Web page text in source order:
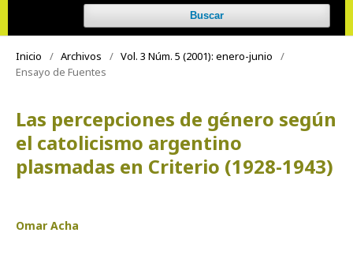
Buscar
Inicio / Archivos / Vol. 3 Núm. 5 (2001): enero-junio
/
Ensayo de Fuentes
Las percepciones de género según
el catolicismo argentino
plasmadas en Criterio (1928-1943)
Omar Acha